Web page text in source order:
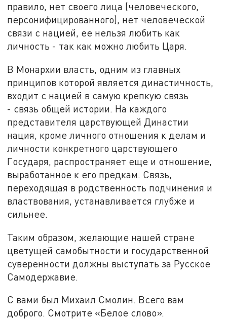
правило, нет своего лица (человеческого,
персонифицированного), нет человеческой
связи с нацией, ее нельзя любить как
личность - так как можно любить Царя.
В Монархии власть, одним из главных
принципов которой является династичность,
входит с нацией в самую крепкую связь
- связь общей истории. На каждого
представителя царствующей Династии
нация, кроме личного отношения к делам и
личности конкретного царствующего
Государя, распространяет еще и отношение,
выработанное к его предкам. Связь,
переходящая в родственность подчинения и
властвования, устанавливается глубже и
сильнее.
Таким образом, желающие нашей стране
цветущей самобытности и государственной
суверенности должны выступать за Русское
Самодержавие.
С вами был Михаил Смолин. Всего вам
доброго. Смотрите «Белое слово».